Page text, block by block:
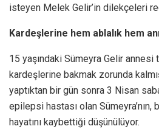
isteyen Melek Gelir’in dilekçeleri
Kardeşlerine hem ablalık hem
15 yaşındaki Sümeyra Gelir annesi
kardeşlerine bakmak zorunda
yaptıktan bir gün sonra 3 Nisan
epilepsi hastası olan Sümeyra’nın,
hayatını kaybettiği düşünülüyor.